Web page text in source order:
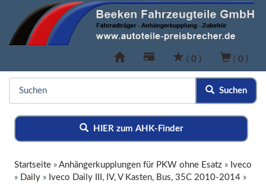
( 0 ) ( 0 )
Suchen
HIER zum AHK-Finder
Startseite » Anhängerkupplungen für PKW ohne Esatz » Iveco
» Daily » Iveco Daily III, IV, V Kasten, Bus, 35C 2010-2014 »